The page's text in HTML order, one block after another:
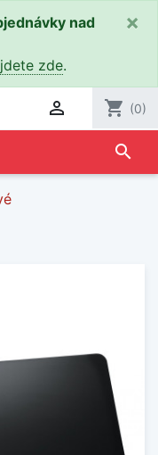
nad
zde.
×
 shopping_cart (0)
search